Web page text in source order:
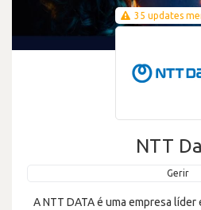
35 updates
NTT
Gerir
A NTT DATA é uma empresa